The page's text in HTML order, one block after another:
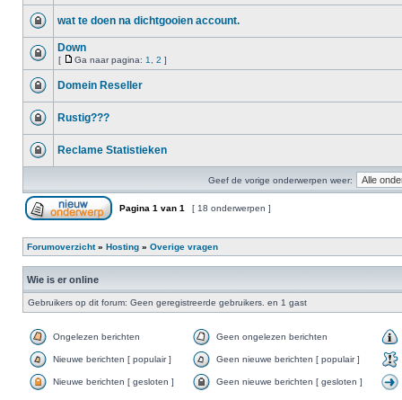
wat te doen na dichtgooien account.
Down
[ Ga naar pagina: 1 2 ]
Domein Reseller
Rustig???
Reclame Statistieken
Geef de vorige onderwerpen weer:
Pagina 1 van 1 [ 18 onderwerpen ]
Forumoverzicht» Hosting » Overige vragen
Wie is er online
Gebruikers op dit forum: Geen geregistreerde gebruikers. en 1 gast
Ongelezen berichten Geen ongelezen berichten
Nieuwe berichten [ populair ] Geen nieuwe berichten [ populair ]
Nieuwe berichten [ gesloten ] Geen nieuwe berichten [ gesloten ]